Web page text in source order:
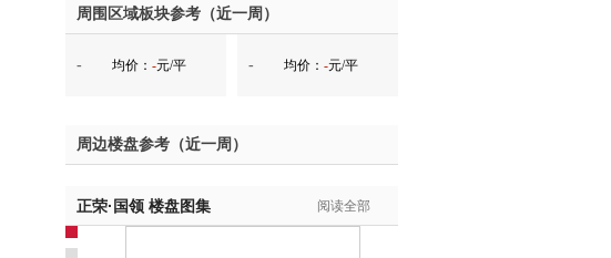
郑先生:136****9618
谢女士:135****3735
魏女士:138****0324
蔡女士:138****2322
赵先生:139****8548
吴小姐:139****6438
周围区域板块参考（近一周）
- 均价： -元/平 - 均价： -元/平
周边楼盘参考（近一周）
正荣·国领 楼盘图集 阅读全部